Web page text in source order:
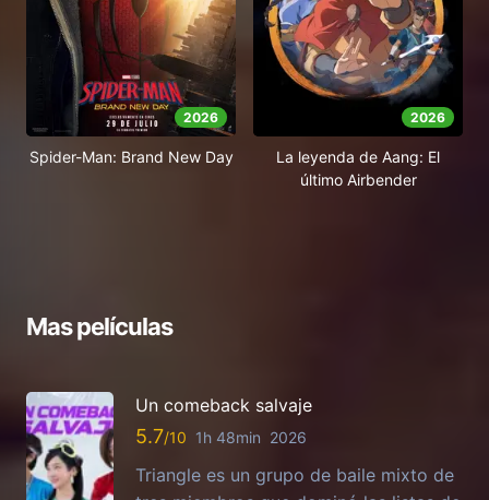
2026
Spider-Man: Brand New Day
2026
La leyenda de Aang: El
último Airbender
Mas películas
Un comeback salvaje
5.7 1h 48min 2026
Triangle es un grupo de baile mixto de